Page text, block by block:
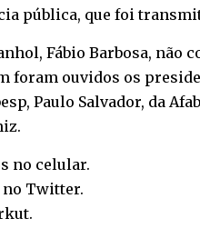
pública, que foi
Fábio Barbosa,
foram ouvidos os
Paulo Salvador, da
no celular.
Twitter.
.